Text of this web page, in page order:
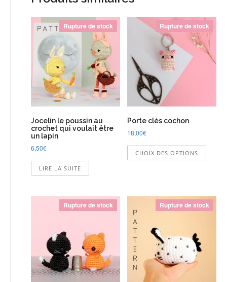
Rupture de stock
Jocelin le poussin au
crochet qui voulait être
un lapin
6,50€
LIRE LA SUITE
Rupture de stock
Porte clés cochon
18,00€
CHOIX DES OPTIONS
Ce
Les
Rupture de stock Rupture de stock